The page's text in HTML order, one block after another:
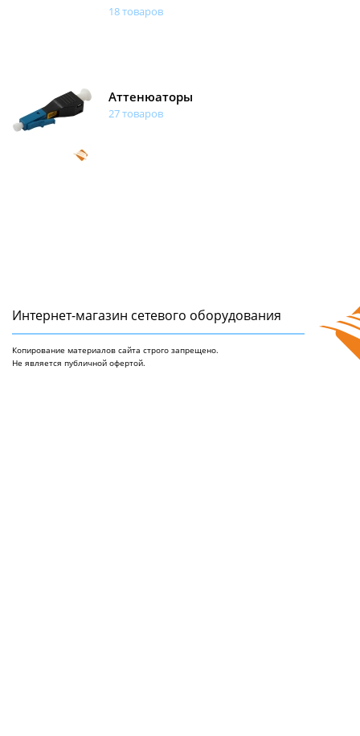
18 товаров
Аттенюаторы
27 товаров
Интернет-магазин сетeвого оборудования
Копирование материалов сайта строго запрещено.
Не является публичной офертой.